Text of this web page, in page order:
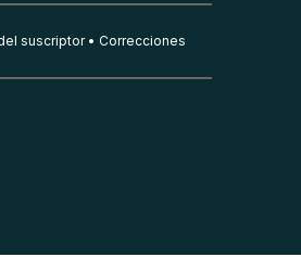
suscriptor Correcciones